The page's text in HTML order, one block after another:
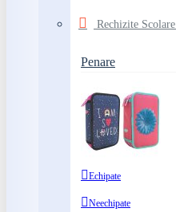
Rechizite Scolare
Penare
Echipate
Neechipate